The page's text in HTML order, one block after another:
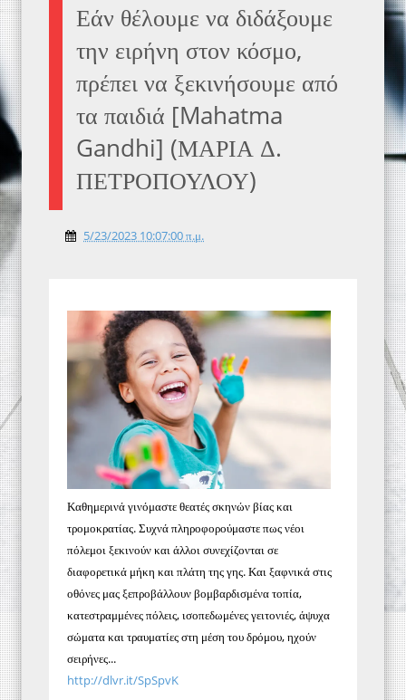
Εάν θέλουμε να διδάξουμε
την ειρήνη στον κόσμο,
πρέπει να ξεκινήσουμε από
τα παιδιά [Mahatma
Gandhi] (ΜΑΡΙΑ Δ.
ΠΕΤΡΟΠΟΥΛΟΥ)
5/23/2023 10:07:00 π.μ.
Καθημερινά γινόμαστε θεατές σκηνών βίας και
τρομοκρατίας. Συχνά πληροφορούμαστε πως νέοι
πόλεμοι ξεκινούν και άλλοι συνεχίζονται σε
διαφορετικά μήκη και πλάτη της γης. Και ξαφνικά στις
οθόνες μας ξεπροβάλλουν βομβαρδισμένα τοπία,
κατεστραμμένες πόλεις, ισοπεδωμένες γειτονιές, άψυχα
σώματα και τραυματίες στη μέση του δρόμου, ηχούν
σειρήνες...
http://dlvr.it/SpSpvK